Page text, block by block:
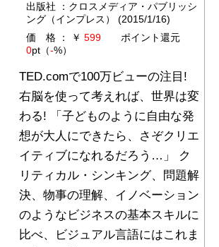
出版社 ：クロスメディア・パブリッシ
ング（インプレス） (2015/1/16)
価 格 ： ￥ 599ポイント還元
0pt（-%）
TED.comで100万ビューの注目!
右脳を使って考えれば、世界は変
わる! 「子どものように自由な発
想が大人にできたら、さぞクリエ
イティブになれるだろう…」 ク
リティカル・シンキング、問題解
決、物事の理解、イノベーション
のようなビジネスの基本スキルに
比べ、ビジュアル言語にはこれま